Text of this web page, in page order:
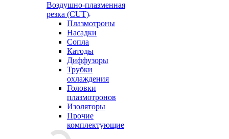
Воздушно-плазменная
резка (CUT)
Плазмотроны
Насадки
Сопла
Катоды
Диффузоры
Трубки
охлаждения
Головки
плазмотронов
Изоляторы
Прочие
комплектующие